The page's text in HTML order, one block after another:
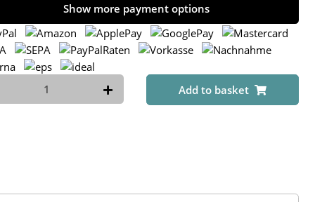
Show more payment options
Add to basket